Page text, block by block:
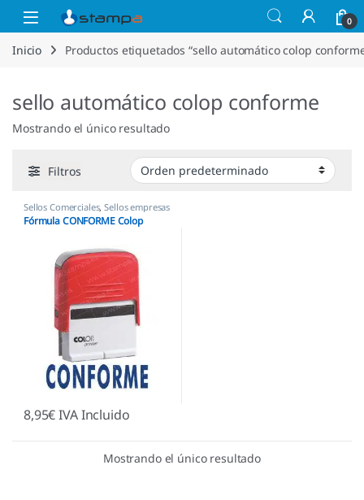
Saltar a la navegación
Saltar al contenido
Open 0
Inicio Productos etiquetados “sello automático colop
sello automático colop conforme
Mostrando el único resultado
Filtros
Sellos Comerciales,Sellos empresas
Fórmula CONFORME Colop
8,95€IVA Incluido
Mostrando el único resultado